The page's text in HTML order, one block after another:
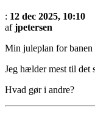
: 12 dec 2025, 10:10
afjpetersen
Min juleplan for banen
Jeg hælder mest til det
Hvad gør i andre?